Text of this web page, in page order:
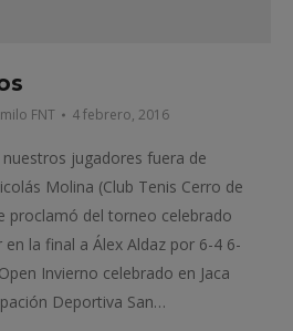
FNT 4 febrero, 2016
jugadores fuera de
Molina (Club Tenis Cerro de
proclamó del torneo celebrado
en la final a Álex Aldaz por 6-4 6-
Invierno celebrado en Jaca
Deportiva San…